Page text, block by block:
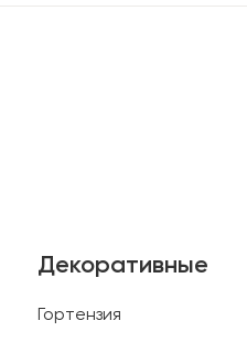
Декоративные
Гортензия